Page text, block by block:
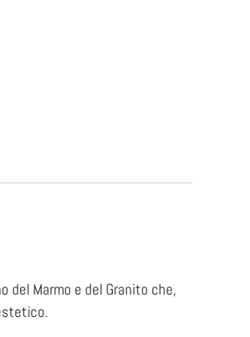
Marmo e del Granito che,